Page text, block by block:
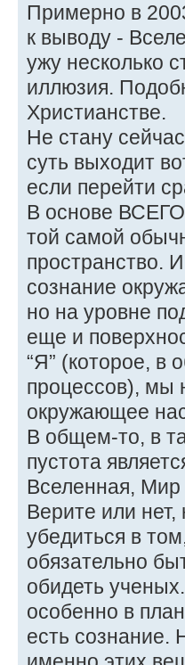
Примерно в
к выводу -
ужу несколько
иллюзия.
Христианстве.
Не стану
суть выходит
если перейти
В основе ВСЕГО
той самой
пространство.
сознание
но на уровне
еще и
“Я” (которое, в
процессов), мы
окружающее
В общем-то, в
пустота
Вселенная,
Верите или нет,
убедиться в
обязательно
обидеть
особенно в
есть сознание.